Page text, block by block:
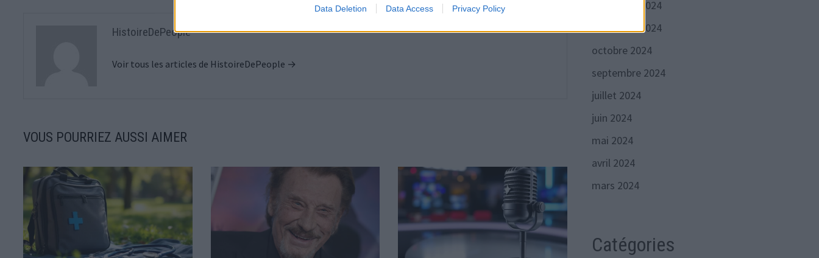
Data Deletion Data Access Privacy Policy
HistoireDePeople
Voir tous les articles de HistoireDePeople →
VOUS POURRIEZ AUSSI AIMER
décembre 2024
novembre 2024
octobre 2024
septembre 2024
juillet 2024
juin 2024
mai 2024
avril 2024
mars 2024
Catégories